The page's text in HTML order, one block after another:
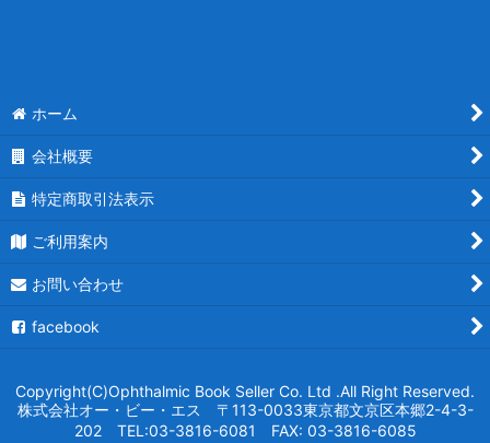
ホーム
会社概要
特定商取引法表示
ご利用案内
お問い合わせ
facebook
Copyright(C)Ophthalmic Book Seller Co. Ltd .All Right Reserved.
株式会社オー・ビー・エス 〒113-0033東京都文京区本郷2-4-3-
202 TEL:03-3816-6081 FAX: 03-3816-6085